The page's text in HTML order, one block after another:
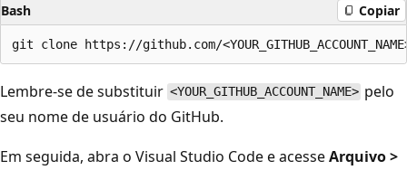
Bash Copiar
Lembre-se de substituir <YOUR_GITHUB_ACCOUNT_NAME> pelo
seu nome de usuário do GitHub.
Em seguida, abra o Visual Studio Code e acesseArquivo >